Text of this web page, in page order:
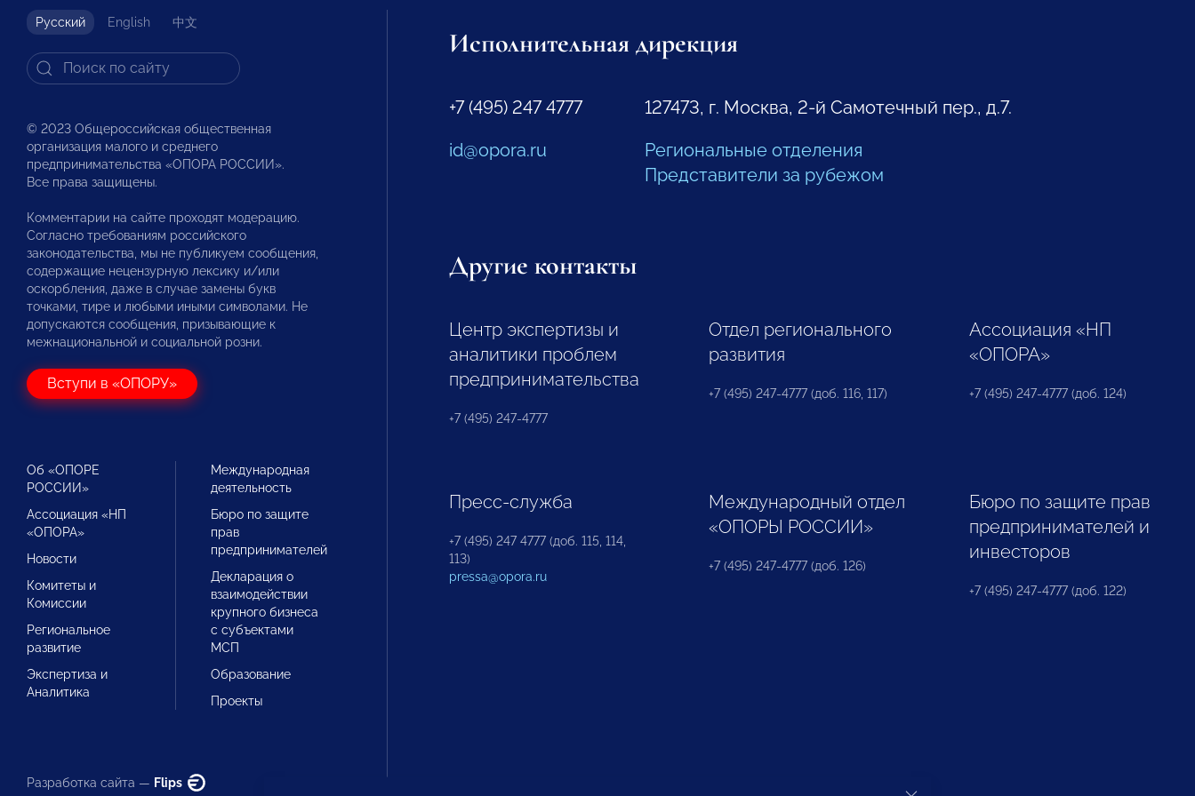
Русский English 中文
© 2023 Общероссийская общественная
организация малого и среднего
предпринимательства «ОПОРА РОССИИ».
Все права защищены.
Комментарии на сайте проходят модерацию.
Согласно требованиям российского
законодательства, мы не публикуем сообщения,
содержащие нецензурную лексику и/или
оскорбления, даже в случае замены букв
точками, тире и любыми иными символами. Не
допускаются сообщения, призывающие к
межнациональной и социальной розни.
Вступи в «ОПОРУ»
Об «ОПОРЕ
РОССИИ»
Ассоциация «НП
«ОПОРА»
Новости
Комитеты и
Комиссии
Региональное
развитие
Экспертиза и
Аналитика
Международная
деятельность
Бюро по защите
прав
предпринимателей
Декларация о
взаимодействии
крупного бизнеса
с субъектами
МСП
Образование
Проекты
Разработка сайта — Flips
Исполнительная дирекция
+7 (495) 247 4777
id@opora.ru
127473, г. Москва, 2-й Самотечный пер., д.7.
Региональные отделения
Представители за рубежом
Другие контакты
Центр экспертизы и
аналитики проблем
предпринимательства
+7 (495) 247-4777
Отдел регионального
развития
+7 (495) 247-4777 (доб. 116, 117)
Ассоциация «НП
«ОПОРА»
+7 (495) 247-4777 (доб. 124)
Пресс-служба
+7 (495) 247 4777 (доб. 115, 114,
113)
pressa@opora.ru
Международный отдел
«ОПОРЫ РОССИИ»
+7 (495) 247-4777 (доб. 126)
Бюро по защите прав
предпринимателей и
инвесторов
+7 (495) 247-4777 (доб. 122)